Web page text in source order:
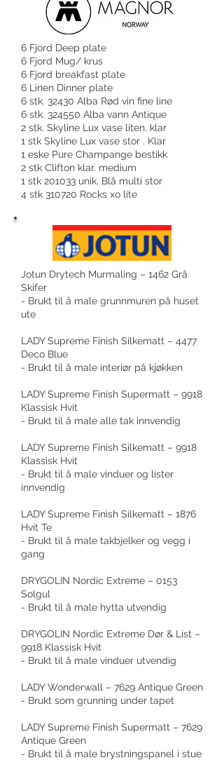
6 Fjord Deep plate
6 Fjord Mug/ krus
6 Fjord breakfast plate
6 Linen Dinner plate
6 stk. 32430 Alba Rød vin fine line
6 stk. 324550 Alba vann Antique
2 stk. Skyline Lux vase liten. klar
1 stk Skyline Lux vase stor . Klar
1 eske Pure Champange bestikk
2 stk Clifton klar. medium
1 stk 201033 unik. Blå multi stor
4 stk 310720 Rocks xo lite
Jotun Drytech Murmaling – 1462 Grå
Skifer
- Brukt til å male grunnmuren på huset
ute
LADY Supreme Finish Silkematt – 4477
Deco Blue
- Brukt til å male interiør på kjøkken
LADY Supreme Finish Supermatt – 9918
Klassisk Hvit
- Brukt til å male alle tak innvendig
LADY Supreme Finish Silkematt – 9918
Klassisk Hvit
- Brukt til å male vinduer og lister
innvendig
LADY Supreme Finish Silkematt – 1876
Hvit Te
- Brukt til å male takbjelker og vegg i
gang
DRYGOLIN Nordic Extreme – 0153
Solgul
- Brukt til å male hytta utvendig
DRYGOLIN Nordic Extreme Dør & List –
9918 Klassisk Hvit
- Brukt til å male vinduer utvendig
LADY Wonderwall – 7629 Antique Green
- Brukt som grunning under tapet
LADY Supreme Finish Supermatt – 7629
Antique Green
- Brukt til å male brystningspanel i stue